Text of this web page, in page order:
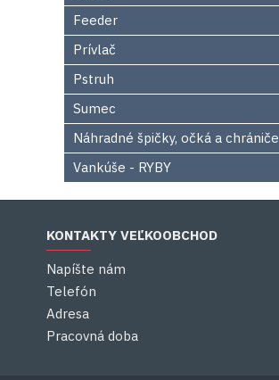
Feeder
Prívlač
Pstruh
Sumec
Náhradné špičky, očká a chrániče
Vankúše - RYBY
KONTAKTY VEĽKOOBCHOD
Napíšte nám
Telefón
Adresa
Pracovná doba